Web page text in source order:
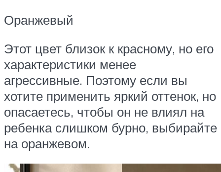
Оранжевый
Этот цвет близок к красному, но его
характеристики менее
агрессивные. Поэтому если вы
хотите применить яркий оттенок, но
опасаетесь, чтобы он не влиял на
ребенка слишком бурно, выбирайте
на оранжевом.